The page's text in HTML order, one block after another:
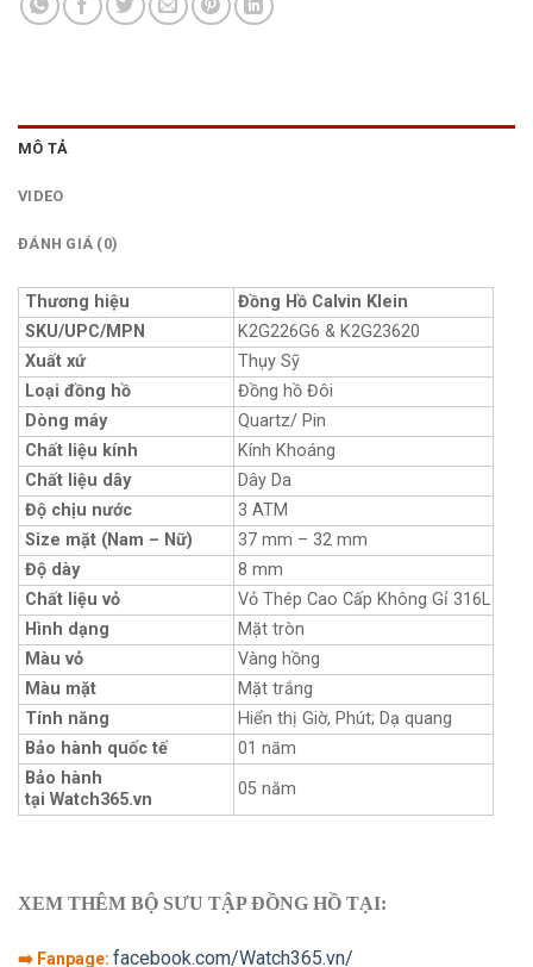
MÔ TẢ
VIDEO
ĐÁNH GIÁ (0)
Thương hiệu
Đồng Hồ Calvin Klein
SKU/UPC/MPN
K2G226G6 & K2G23620
Xuất xứ
Thụy Sỹ
Loại đồng hồ
Đồng hồ Đôi
Dòng máy
Quartz/ Pin
Chất liệu kính
Kính Khoáng
Chất liệu dây
Dây Da
Độ chịu nước
3 ATM
Size mặt (Nam – Nữ)
37 mm – 32 mm
Độ dày
8 mm
Chất liệu vỏ
Vỏ Thép Cao Cấp Không Gỉ 316L
Hình dạng
Mặt tròn
Màu vỏ
Vàng hồng
Màu mặt
Mặt trắng
Tính năng
Hiển thị Giờ, Phút; Dạ quang
Bảo hành quốc tế
01 năm
Bảo hành
tại Watch365.vn
05 năm
XEM THÊM BỘ SƯU TẬP ĐỒNG HỒ TẠI:
➡️ Fanpage: facebook.com/Watch365.vn/